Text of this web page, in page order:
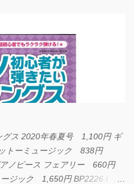
グス 2020年春夏号 1,100円 ギ
トーミュージック 838円
ノピース フェアリー 660円
ジック 1,650円 BP2226 I